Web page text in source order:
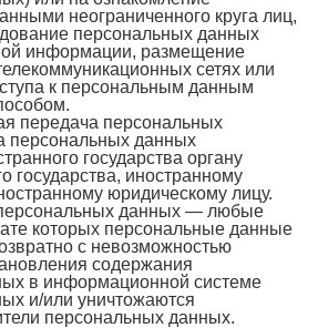
неограниченного круга лиц,
персональных данных
информации, размещение
сетях или
к персональным данным
передача персональных
персональных данных
государства органу
государства, иностранному
юридическому лицу.
данных — любые
которых персональные данные
с невозможностью
содержания
в информационной системе
и/или уничтожаются
персональных данных.